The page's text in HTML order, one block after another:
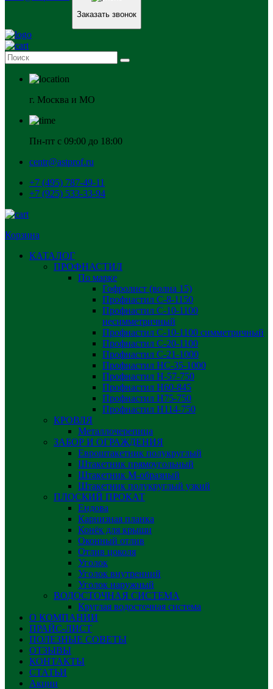
Заказать звонок
г. Москва и МО
Пн-пт с 09:00 до 18:00
centr@astprof.ru
+7 (495) 787-49-11
+7 (925) 533-33-94
Корзина
КАТАЛОГ
ПРОФНАСТИЛ
По марке
Гофролист (волна 15)
Профнастил С-8-1150
Профнастил С-10-1100
несимметричный
Профнастил С-10-1100 симметричный
Профнастил С-20-1100
Профнастил С-21-1000
Профнастил НС-35-1000
Профнастил H-57-750
Профнастил Н60-845
Профнастил Н75-750
Профнастил Н114-750
КРОВЛЯ
Металлочерепица
ЗАБОР И ОГРАЖДЕНИЯ
Евроштакетник полукруглый
Штакетник прямоугольный
Штакетник М-образный
Штакетник полукруглый узкий
ПЛОСКИЙ ПРОКАТ
Ендова
Карнизная планка
Конёк для крыши
Оконный отлив
Отлив цоколя
Уголок
Уголок внутренний
Уголок наружный
ВОДОСТОЧНАЯ СИСТЕМА
Круглая водосточная система
О КОМПАНИИ
ПРАЙС-ЛИСТ
ПОЛЕЗНЫЕ СОВЕТЫ
ОТЗЫВЫ
КОНТАКТЫ
СТАТЬИ
Акции